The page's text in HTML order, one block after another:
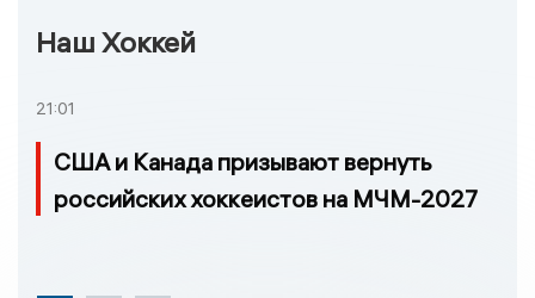
Наш Хоккей
21:01
США и Канада призывают вернуть
российских хоккеистов на МЧМ-2027